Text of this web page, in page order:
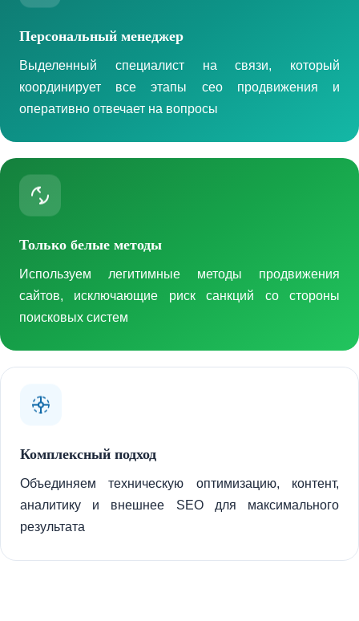
Персональный менеджер
Выделенный специалист на связи, который
координирует все этапы сео продвижения и
оперативно отвечает на вопросы
Только белые методы
Используем легитимные методы продвижения
сайтов, исключающие риск санкций со стороны
поисковых систем
Комплексный подход
Объединяем техническую оптимизацию, контент,
аналитику и внешнее SEO для максимального
результата